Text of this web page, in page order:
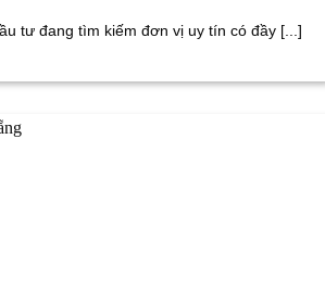
tư đang tìm kiếm đơn vị uy tín có đầy [...]